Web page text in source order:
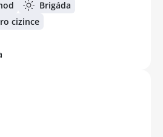
Brigáda
cizince